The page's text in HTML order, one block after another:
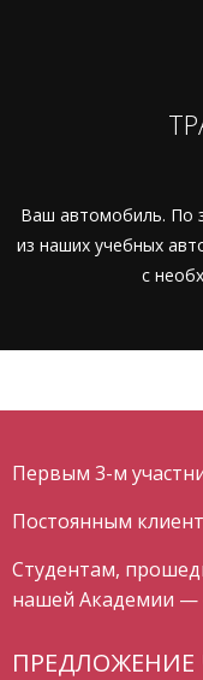
Ваш автомобиль. По
из наших учебных
с
Первым 3-м
Постоянным
Студентам,
нашей Академии —